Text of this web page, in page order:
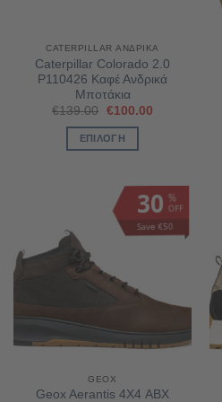
CATERPILLAR ΑΝΔΡΙΚΆ
Caterpillar Colorado 2.0
P110426 Καφέ Ανδρικά
Μποτάκια
€139.00 Original
was:
€139.00.
€100.00Η
ΕΠΙΛΟΓΉ
προϊόν
έχει
πολλαπλές
Οι
επιλογές
να
επιλεγούν
σελίδα
%
OFF
30
Save €50
GEOX
Geox Aerantis 4Χ4 ABX